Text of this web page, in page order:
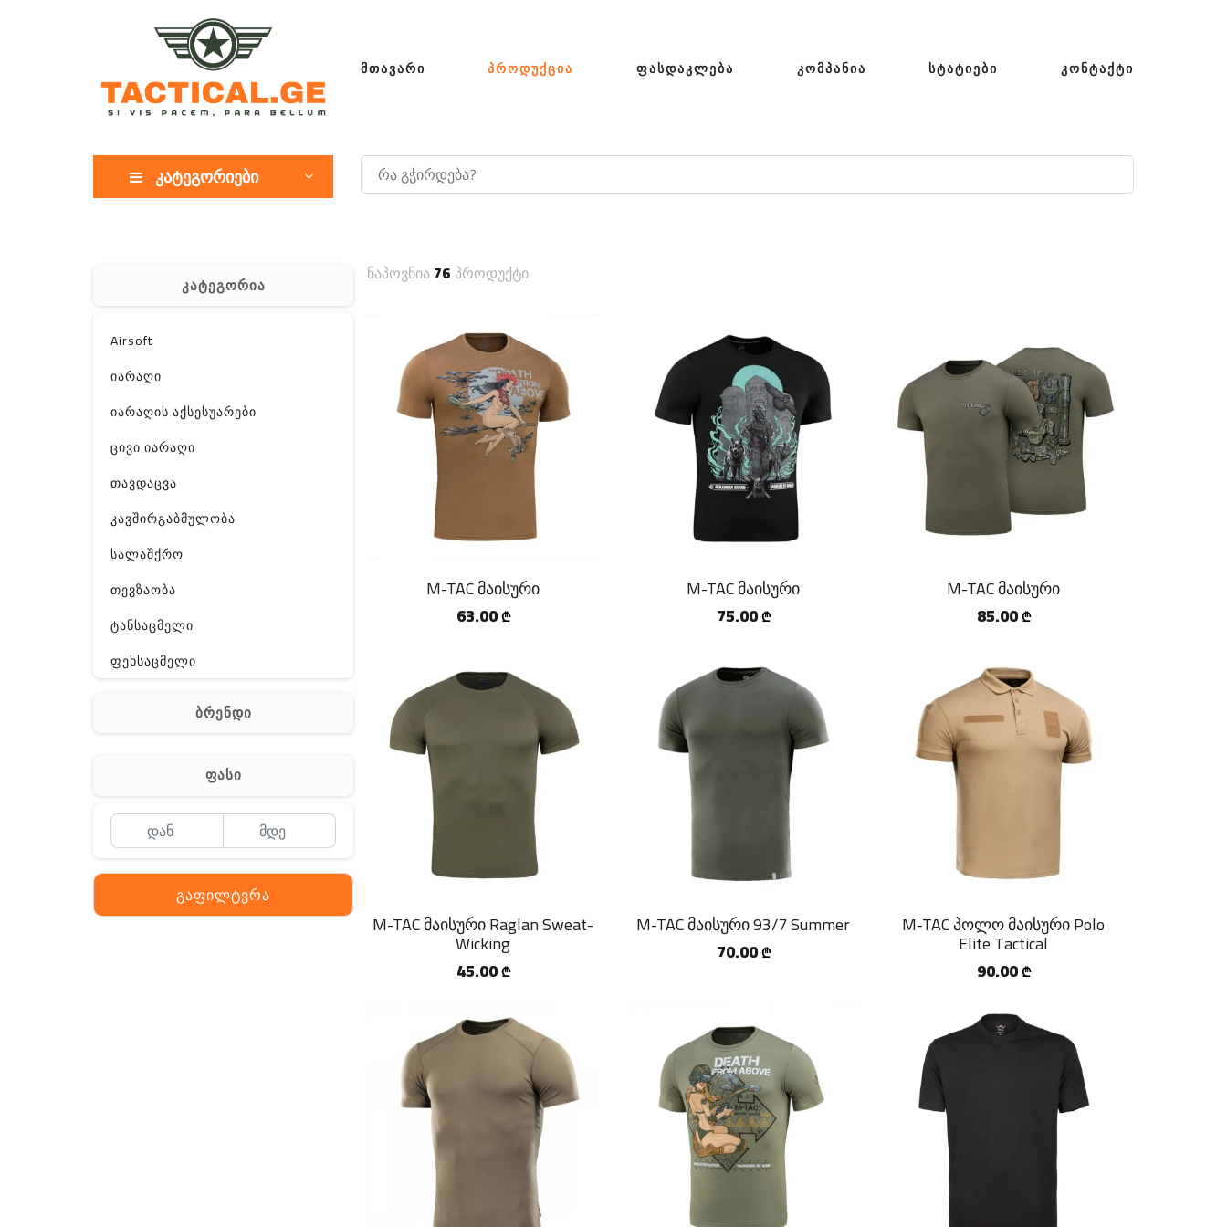
ᲛᲗᲐᲕᲐᲠᲘ ᲞᲠᲝᲓᲣᲥᲪᲘᲐ ᲤᲐᲡᲓᲐᲙᲚᲔᲑᲐ ᲙᲝᲛᲞᲐᲜᲘᲐ ᲡᲢᲐᲢᲘᲔᲑᲘ ᲙᲝᲜᲢᲐᲥᲢᲘ
კატეგორიები
კატეგორია
Airsoft
იარაღი
იარაღის აქსესუარები
ცივი იარაღი
თავდაცვა
კავშირგაბმულობა
სალაშქრო
თევზაობა
ტანსაცმელი
ფეხსაცმელი
აქსესუარები
Off-Road
ბრენდი
ფასი
გაფილტვრა
ნაპოვნია76 პროდუქტი
M-TAC მაისური
63.00 ₾
M-TAC მაისური
75.00 ₾
M-TAC მაისური
85.00 ₾
M-TAC მაისური Raglan Sweat-
Wicking
45.00 ₾
M-TAC მაისური 93/7 Summer
70.00 ₾
M-TAC პოლო მაისური Polo
Elite Tactical
90.00 ₾